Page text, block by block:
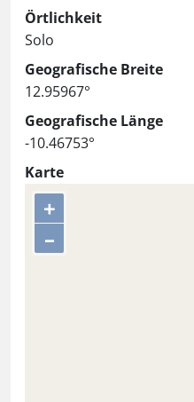
Örtlichkeit
Solo
Geografische Breite
12.95967°
Geografische Länge
-10.46753°
Karte
+
–